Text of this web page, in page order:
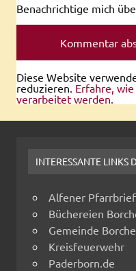
Benachrichtige mich
Diese Website
reduzieren. Erfahre,
verarbeitet werden.
INTERESSANTE LINKS
Alfener Pfarrbrief
Büchereien
Gemeinde
Kreisfeuerwehr
Paderborn.de